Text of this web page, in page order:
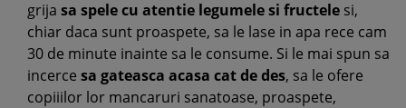
grija sa spele cu atentie legumele si fructele si,
chiar daca sunt proaspete, sa le lase in apa rece cam
30 de minute inainte sa le consume. Si le mai spun sa
incerce sa gateasca acasa cat de des, sa le ofere
copiiilor lor mancaruri sanatoase, proaspete,